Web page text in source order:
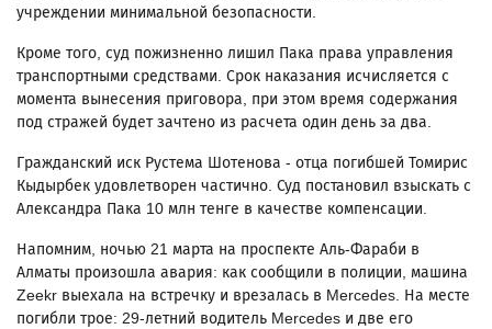
учреждении минимальной безопасности.
Кроме того, суд пожизненно лишил Пака права управления
транспортными средствами. Срок наказания исчисляется с
момента вынесения приговора, при этом время содержания
под стражей будет зачтено из расчета один день за два.
Гражданский иск Рустема Шотенова - отца погибшей Томирис
Кыдырбек удовлетворен частично. Суд постановил взыскать с
Александра Пака 10 млн тенге в качестве компенсации.
Напомним, ночью 21 марта на проспекте Аль-Фараби в
Алматы произошла авария: как сообщили в полиции, машина
Zeekr выехала на встречку и врезалась в Mercedes. На месте
погибли трое: 29-летний водитель Mercedes и две его